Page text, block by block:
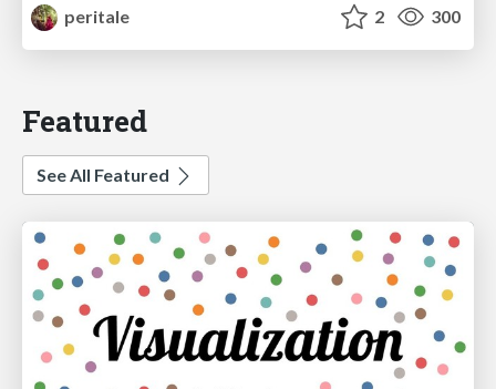
peritale 2 300
Featured
See All Featured